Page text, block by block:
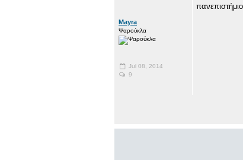
Mayra
Ψαρούκλα
Jul 08, 2014
9